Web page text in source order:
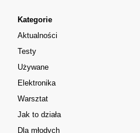
Kategorie
Aktualności
Testy
Używane
Elektronika
Warsztat
Jak to działa
Dla młodych